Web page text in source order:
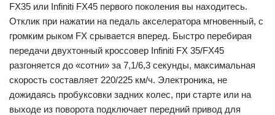
FX35 или Infiniti FX45 первого поколения вы находитесь.
Отклик при нажатии на педаль акселератора мгновенный, с
громким рыком FX срывается вперед. Быстро перебирая
передачи двухтонный кроссовер Infiniti FX 35/FX45
разгоняется до «сотни» за 7,1/6,3 секунды, максимальная
скорость составляет 220/225 км/ч. Электроника, не
дожидаясь пробуксовки задних колес, при старте или на
выходе из поворота подключает передний привод для